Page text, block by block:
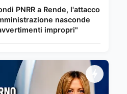
PNRR a Rende, l'attacco
nasconde
impropri"